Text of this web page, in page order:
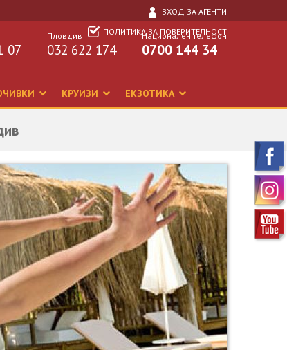
ВХОД ЗА АГЕНТИ
ПОЛИТИКА ЗА ПОВЕРИТЕЛНОСТ
Национален телефон
0700 144 34
Пловдив
032 622 174
07
КРУИЗИ ЕКЗОТИКА